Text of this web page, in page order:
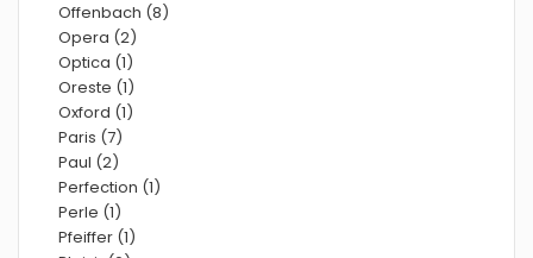
Offenbach (8)
Opera (2)
Optica (1)
Oreste (1)
Oxford (1)
Paris (7)
Paul (2)
Perfection (1)
Perle (1)
Pfeiffer (1)